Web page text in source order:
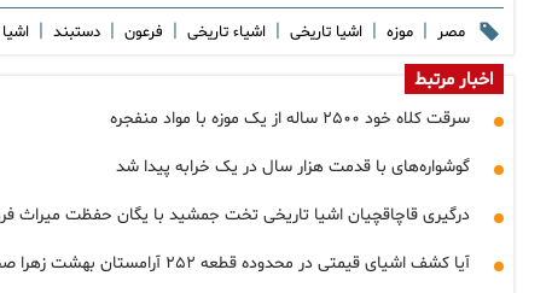
مصر | موزه | اشیا تاریخی | اشیاء تاریخی | فرعون | دستبند |
اخبار مرتبط
سرقت کلاه خود ۲۵۰۰ ساله از یک موزه با مواد منفجره
گوشواره‌های با قدمت هزار سال در یک خرابه پیدا شد
درگیری قاچاقچیان اشیا تاریخی تخت جمشید با یگان حفظت میراث
آیا کشف اشیای قیمتی در محدوده قطعه ۲۵۲ آرامستان بهشت زهرا صحت دارد؟